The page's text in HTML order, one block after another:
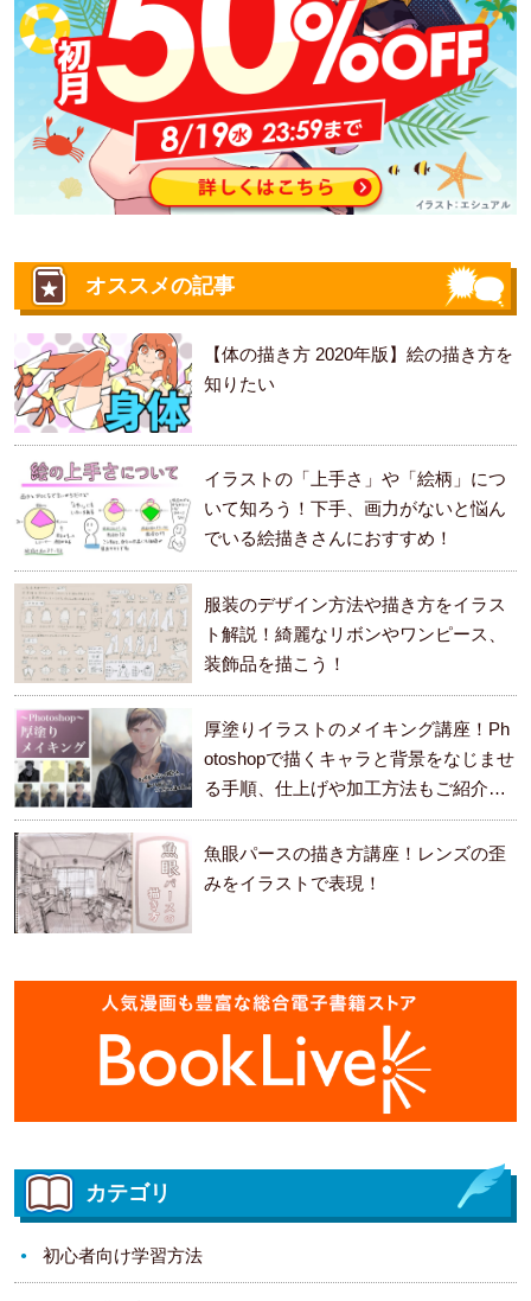
オススメの記事
【体の描き方 2020年版】絵の描き方を
知りたい
イラストの「上手さ」や「絵柄」につ
いて知ろう！下手、画力がないと悩ん
でいる絵描きさんにおすすめ！
服装のデザイン方法や描き方をイラス
ト解説！綺麗なリボンやワンピース、
装飾品を描こう！
厚塗りイラストのメイキング講座！Ph
otoshopで描くキャラと背景をなじませ
る手順、仕上げや加工方法もご紹介し
ます。
魚眼パースの描き方講座！レンズの歪
みをイラストで表現！
カテゴリ
初心者向け学習方法